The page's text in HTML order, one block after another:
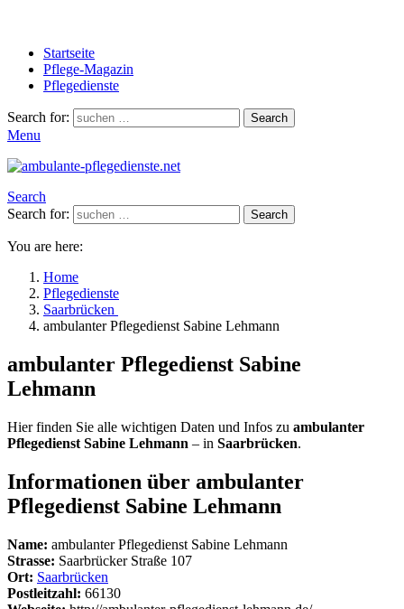
Startseite
Pflege-Magazin
Pflegedienste
Search for: Search
Menu
Search
Search for:
Search
You are here:
Home
Pflegedienste
Saarbrücken
ambulanter Pflegedienst Sabine Lehmann
ambulanter Pflegedienst Sabine
Lehmann
Hier finden Sie alle wichtigen Daten und Infos zu ambulanter
Pflegedienst Sabine Lehmann – in Saarbrücken.
Informationen über ambulanter
Pflegedienst Sabine Lehmann
Name: ambulanter Pflegedienst Sabine Lehmann
Strasse: Saarbrücker Straße 107
Ort: Saarbrücken
Postleitzahl: 66130